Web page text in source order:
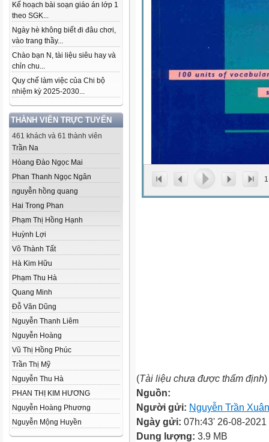
Kế hoạch bài soạn giáo án lớp 1
theo SGK...
Ngày hè không biết đi đâu chơi,
vào trang thầy...
Chào bạn N, tài liệu siêu hay và
chỉn chu...
Quy chế làm việc của Chi bộ
nhiệm kỳ 2025-2030...
THÀNH VIÊN TRỰC TUYẾN
461 khách và 61 thành viên
Trần Na
Hòang Đào Ngọc Mai
Phan Thanh Ngọc Ngân
nguyễn hồng quang
Hai Trong Phan
Phạm Thị Hồng Hạnh
Huỳnh Lợi
Võ Thành Tất
Hà Kim Hữu
Phạm Thu Hà
Quang Minh
Đỗ Văn Dũng
Nguyễn Thanh Liêm
Nguyễn Hoàng
Vũ Thị Hồng Phúc
Trần Thị Mỹ
Nguyễn Thu Hà
PHAN THỊ KIM HƯƠNG
Nguyễn Hoàng Phương
Nguyễn Mộng Huyền
1
(Tài liệu chưa được thẩm định)
Nguồn:
Người gửi: Nguyễn Trần
Ngày gửi: 07h:43' 26-08-2021
Dung lượng: 3.9 MB